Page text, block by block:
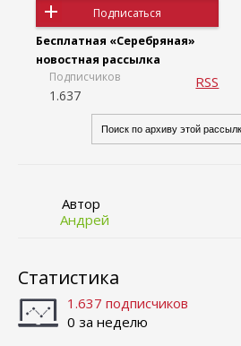
Подписаться
Бесплатная «Серебряная»
новостная рассылка
Подписчиков
1.637
RSS
Автор
Андрей
Статистика
1.637 подписчиков
0 за неделю